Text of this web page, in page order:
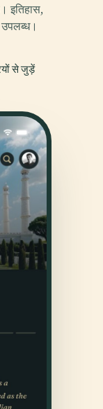
इतिहास,
से जुड़ें